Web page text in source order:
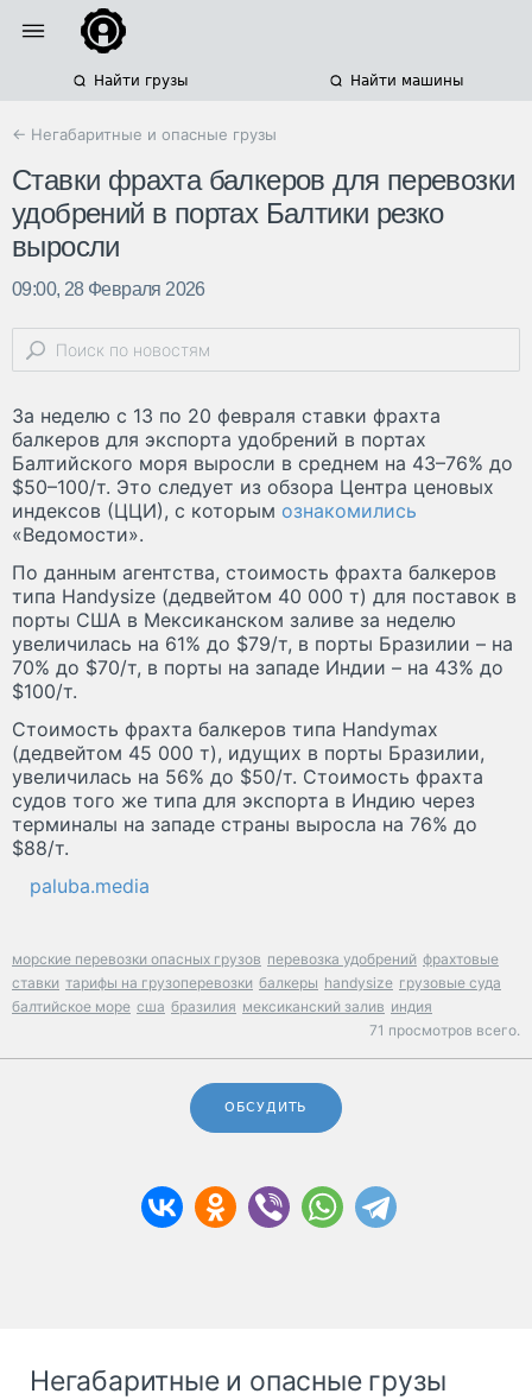
Найти грузы Найти машины
← Негабаритные и опасные грузы
Ставки фрахта балкеров для перевозки
удобрений в портах Балтики резко
выросли
09:00, 28 Февраля 2026
За неделю с 13 по 20 февраля ставки фрахта
балкеров для экспорта удобрений в портах
Балтийского моря выросли в среднем на 43–76% до
$50–100/т. Это следует из обзора Центра ценовых
индексов (ЦЦИ), с которым ознакомились
«Ведомости».
По данным агентства, стоимость фрахта балкеров
типа Handysize (дедвейтом 40 000 т) для поставок в
порты США в Мексиканском заливе за неделю
увеличилась на 61% до $79/т, в порты Бразилии – на
70% до $70/т, в порты на западе Индии – на 43% до
$100/т.
Стоимость фрахта балкеров типа Handymax
(дедвейтом 45 000 т), идущих в порты Бразилии,
увеличилась на 56% до $50/т. Стоимость фрахта
судов того же типа для экспорта в Индию через
терминалы на западе страны выросла на 76% до
$88/т.
paluba.media
морские перевозки опасных грузов перевозка удобрений фрахтовые
ставки тарифы на грузоперевозки балкеры handysize грузовые суда
балтийское море сша бразилия мексиканский залив индия
71 просмотров всего.
ОБСУДИТЬ
Негабаритные и опасные грузы